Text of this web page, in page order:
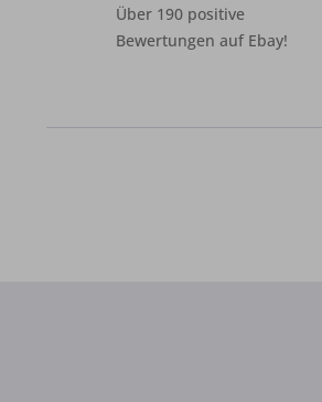
Über 190 positive
Bewertungen auf Ebay!